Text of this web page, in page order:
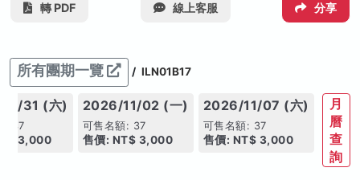
轉 PDF 線上客服 分享
所有團期一覽 / ILN01B17
31 (六)
: 37
3,000
2026/11/02 (一)
可售名額: 37
售價: NT$ 3,000
2026/11/07 (六)
可售名額: 37
售價: NT$ 3,000
月
曆
查
詢